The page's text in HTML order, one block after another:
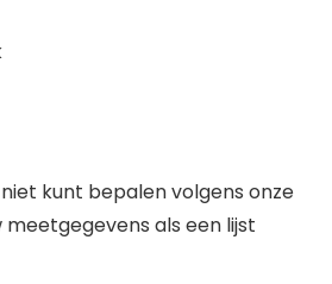
kunt bepalen volgens onze
meetgegevens als een lijst